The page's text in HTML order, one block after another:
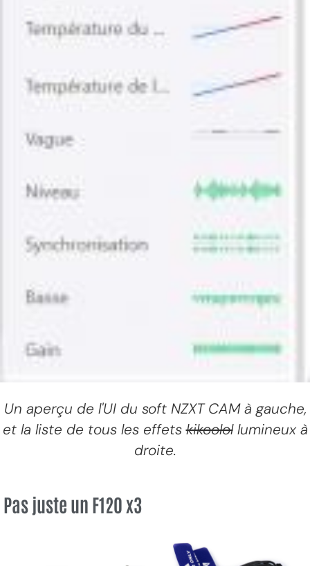
Un aperçu de l'UI du soft NZXT CAM à gauche,
et la liste de tous les effetskikoolollumineux à
droite.
Pas juste un F120 x3